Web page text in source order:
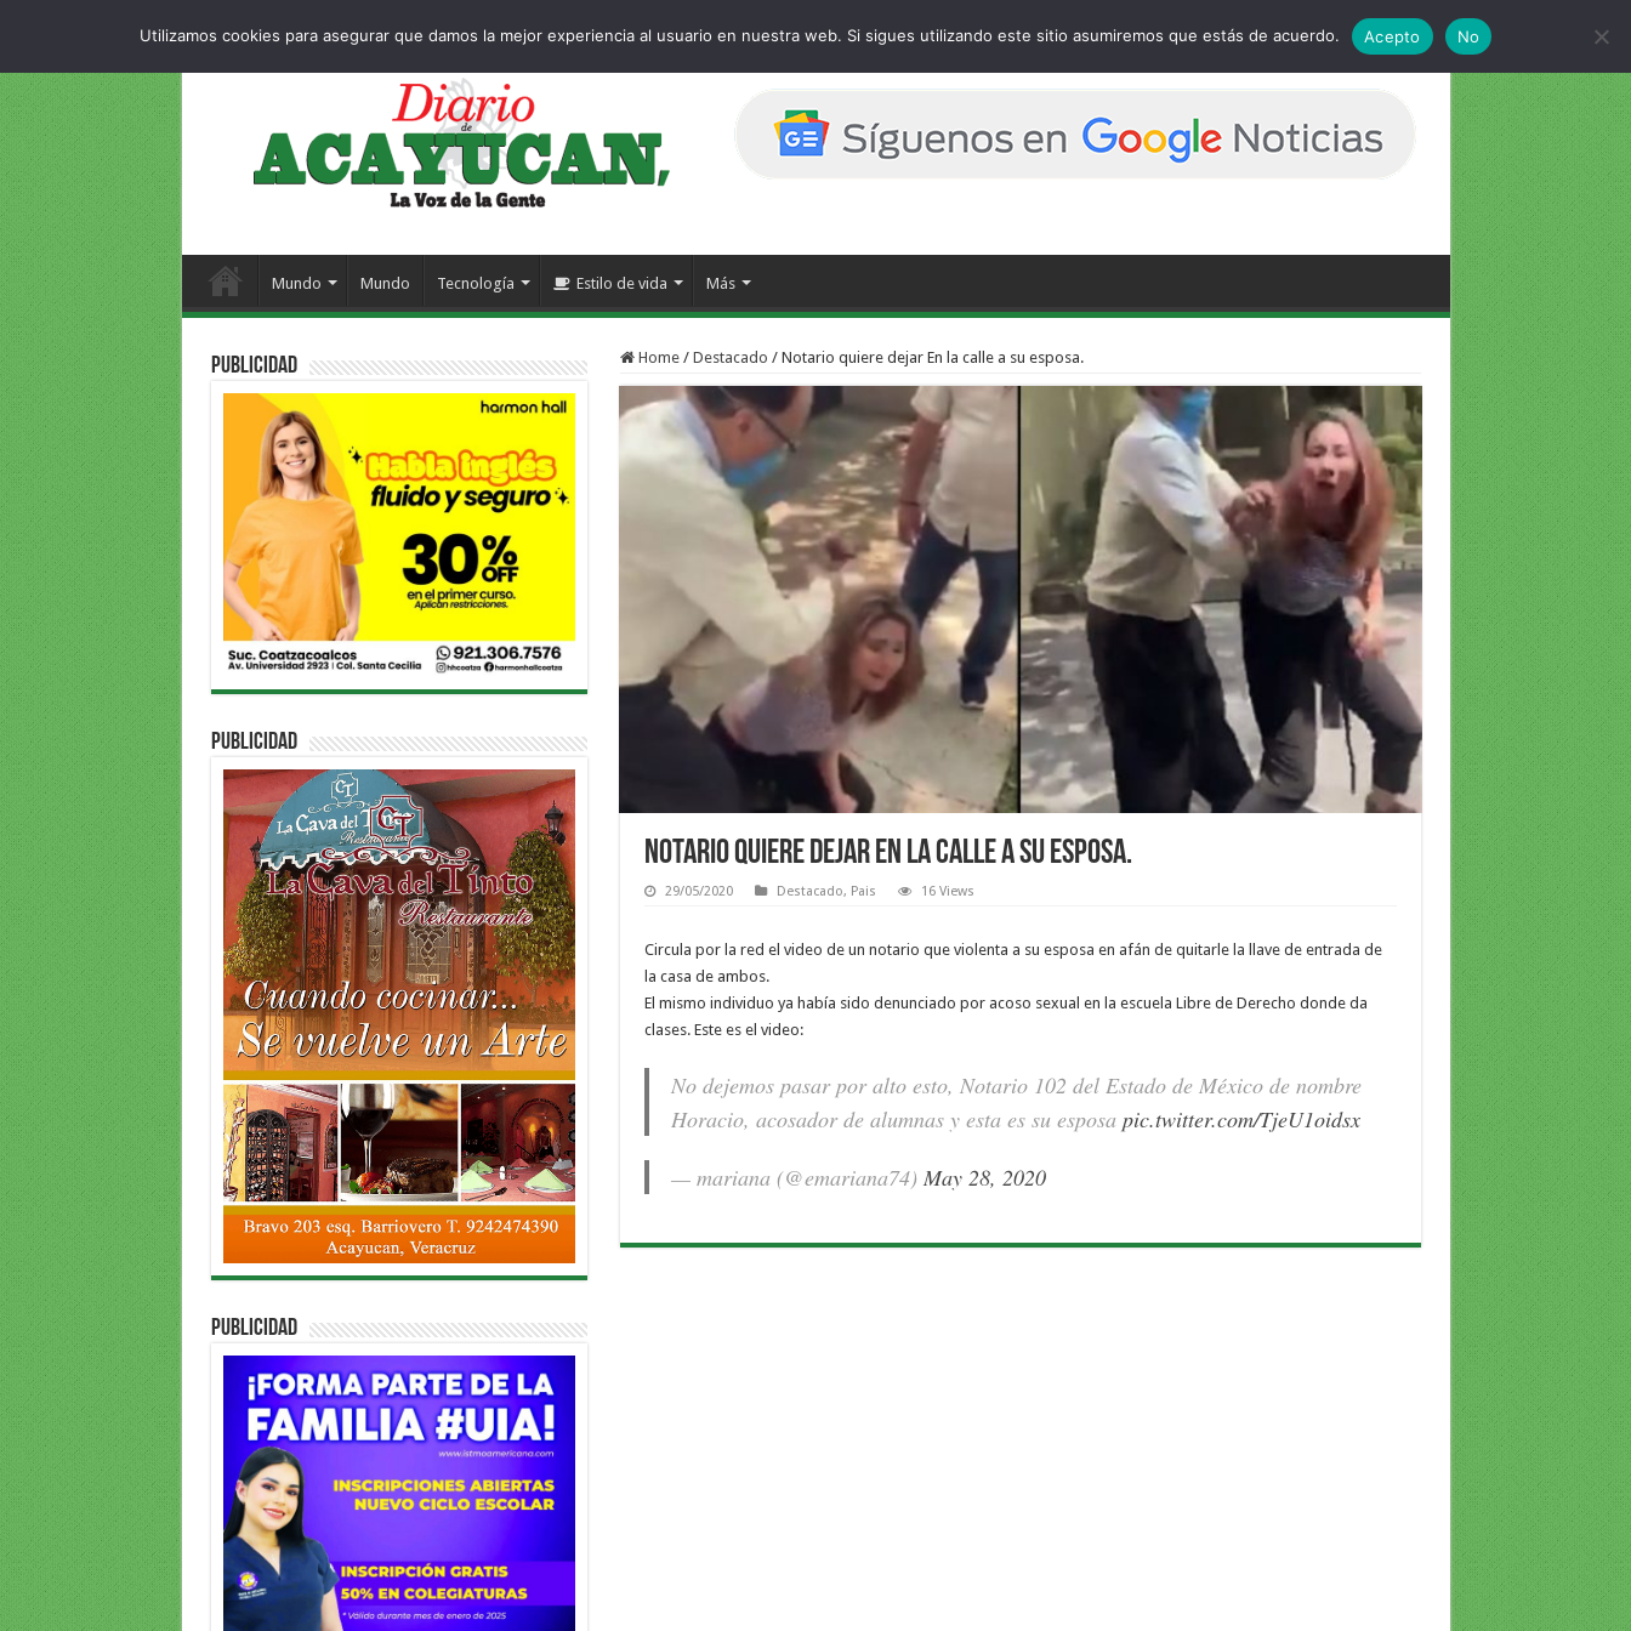
Mundo Mundo Tecnología Estilo de vida Más
Home / Destacado / Notario quiere dejar En la calle a su esposa.
Notario quiere dejar En la calle a su esposa.
29/05/2020 Destacado, Pais 16 Views
Circula por la red el video de un notario que violenta a su esposa en afán de quitarle la llave de entrada de
la casa de ambos.
El mismo individuo ya había sido denunciado por acoso sexual en la escuela Libre de Derecho donde da
clases. Este es el video:
No dejemos pasar por alto esto, Notario 102 del Estado de México de nombre
Horacio, acosador de alumnas y esta es su esposa pic.twitter.com/TjeU1oidsx
— mariana (@emariana74) May 28, 2020
PUBLICIDAD
PUBLICIDAD
PUBLICIDAD
Utilizamos cookies para asegurar que damos la mejor experiencia al usuario en nuestra web. Si sigues utilizando este sitio asumiremos que estás de acuerdo. Acepto No